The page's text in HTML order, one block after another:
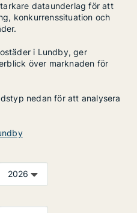
dataunderlag för att
konkurrenssituation och
i Lundby, ger
över marknaden för
nedan för att analysera